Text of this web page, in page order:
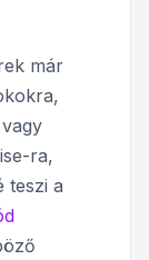
már
ra,
teszi a